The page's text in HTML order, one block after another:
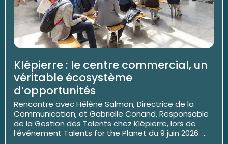
Klépierre : le centre commercial, un
véritable écosystème
d’opportunités
Rencontre avec Hélène Salmon, Directrice de la
Communication, et Gabrielle Conand, Responsable
de la Gestion des Talents chez Klépierre, lors de
l’événement Talents for the Planet du 9 juin 2026. ...